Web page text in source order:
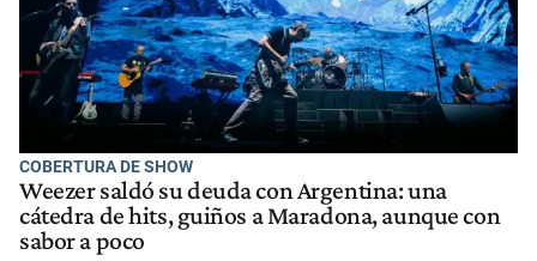
COBERTURA DE SHOW
Weezer saldó su deuda con Argentina: una
cátedra de hits, guiños a Maradona, aunque con
sabor a poco